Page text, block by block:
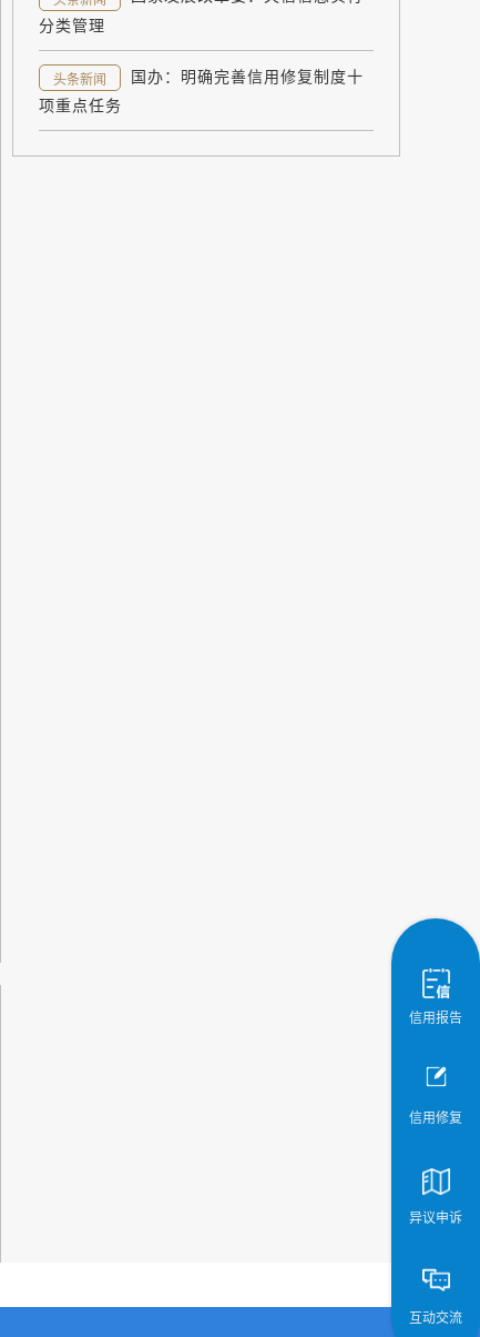
分类管理
头条新闻
国办：明确完善信用修复制度十
项重点任务
信用报告
信用修复
异议申诉
互动交流